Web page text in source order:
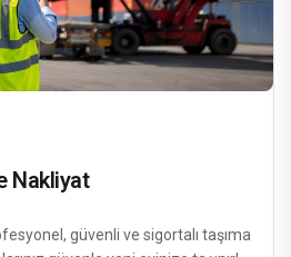
Nakliyat
güvenli ve sigortalı taşıma